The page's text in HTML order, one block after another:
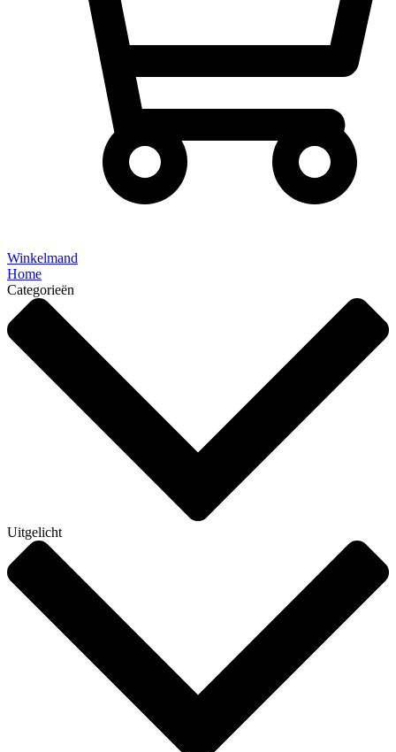
Winkelmand
Home
Categorieën
Uitgelicht